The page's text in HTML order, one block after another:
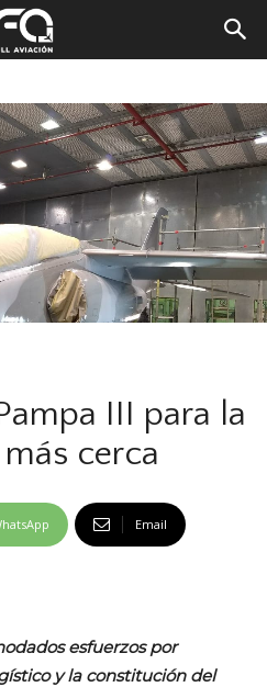
III para la
cerca
Email
esfuerzos por
y la constitución del